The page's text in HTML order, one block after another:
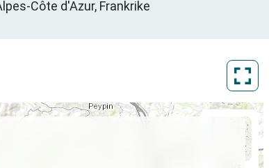
Côte d'Azur, Frankrike